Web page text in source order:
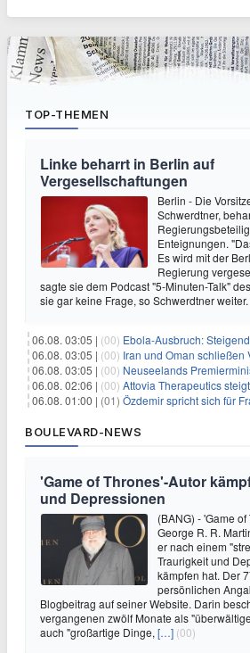
TOP-THEMEN
Linke beharrt in Berlin auf
Vergesellschaftungen
Berlin - Die
Schwerdtner,
Enteignungen.
Es wird mit der
Regierung
sagte sie dem Podcast "5-Minuten-Talk"
sie gar keine Frage, so Schwerdtner
06.08. 03:05 | (00) Ebola-Ausbruch: Steigende Sterberaten signalisieren
06.08. 03:05 | (00) Iran und Oman schließen Vereinbarung zur
06.08. 03:05 | (00) Neuseelands Premierminister unterstützt Referendum über das
06.08. 02:06 | (00) Attovia Therapeutics steigt am Debüt um 29 %, was starkes
06.08. 01:00 | (01) Özdemir spricht sich für
BOULEVARD-NEWS
'Game of Thrones'-Autor
und Depressionen
(BANG) - 'Game
George R. R.
er nach einem
Traurigkeit und
kämpfen hat. Der
persönlichen
Blogbeitrag auf seiner Website. Darin
vergangenen zwölf Monate als
auch "großartige Dinge, […] (00)